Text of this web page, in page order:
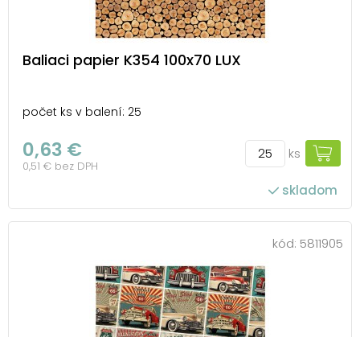
Baliaci papier K354 100x70 LUX
počet ks v balení: 25
0,63 €
0,51 € bez DPH
ks
skladom
kód: 5811905